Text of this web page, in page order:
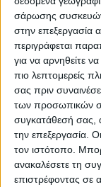
σάρωσης συσκευών.
στην επεξεργασία
περιγράφεται
για να αρνηθείτε
πιο λεπτομερείς
σας πριν
των προσωπικών
συγκατάθεσή σας,
την επεξεργασία.
τον ιστότοπο.
ανακαλέσετε τη
επιστρέφοντας σε
Αγγελία από